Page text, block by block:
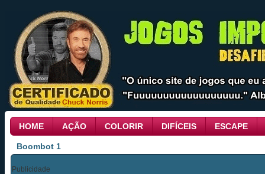
HOME AÇÃO COLORIR DIFÍCEIS ESCAPE
Boombot 1
Publicidade